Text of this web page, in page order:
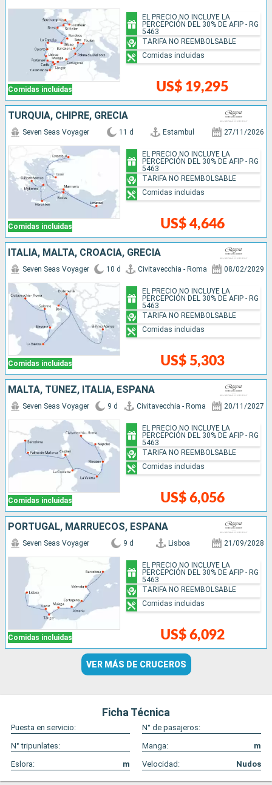
Comidas incluidas US$ 19,295
EL PRECIO NO INCLUYE LA
PERCEPCIÓN DEL 30% DE AFIP - RG
5463
TARIFA NO REEMBOLSABLE
Comidas incluidas
TURQUÍA, CHIPRE, GRECIA
Comidas incluidas
Seven Seas Voyager 11 d Estambul 27/11/2026
US$ 4,646
EL PRECIO NO INCLUYE LA
PERCEPCIÓN DEL 30% DE AFIP - RG
5463
TARIFA NO REEMBOLSABLE
Comidas incluidas
ITALIA, MALTA, CROACIA, GRECIA
Comidas incluidas
Seven Seas Voyager 10 d Civitavecchia - Roma 08/02/2029
US$ 5,303
EL PRECIO NO INCLUYE LA
PERCEPCIÓN DEL 30% DE AFIP - RG
5463
TARIFA NO REEMBOLSABLE
Comidas incluidas
MALTA, TÚNEZ, ITALIA, ESPAÑA
Comidas incluidas
Seven Seas Voyager 9 d Civitavecchia - Roma 20/11/2027
US$ 6,056
EL PRECIO NO INCLUYE LA
PERCEPCIÓN DEL 30% DE AFIP - RG
5463
TARIFA NO REEMBOLSABLE
Comidas incluidas
PORTUGAL, MARRUECOS, ESPAÑA
Comidas incluidas
Seven Seas Voyager 9 d Lisboa 21/09/2028
US$ 6,092
EL PRECIO NO INCLUYE LA
PERCEPCIÓN DEL 30% DE AFIP - RG
5463
TARIFA NO REEMBOLSABLE
Comidas incluidas
VER MÁS DE CRUCEROS
Ficha Técnica
Puesta en servicio:
N° de pasajeros:
N° tripunlates:
Manga:
m
Eslora:
m Velocidad: Nudos